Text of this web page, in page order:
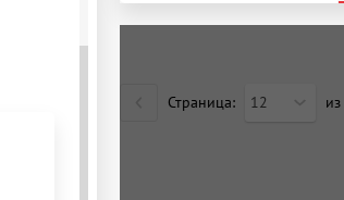
Страница: 12 из